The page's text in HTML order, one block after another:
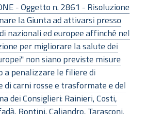
- Oggetto n. 2861 - Risoluzione
la Giunta ad attivarsi presso
nazionali ed europee affinché nel
per migliorare la salute dei
non siano previste misure
a penalizzare le filiere di
di carni rosse e trasformate e del
dei Consiglieri: Rainieri, Costi,
Rontini, Caliandro, Tarasconi,